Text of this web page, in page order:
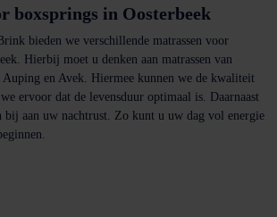
boxsprings in Oosterbeek
bieden we verschillende matrassen voor
Hierbij moet u denken aan matrassen van
Auping en Avek. Hiermee kunnen we de kwaliteit
ervoor dat de levensduur optimaal is. Daarnaast
bij aan uw nachtrust. Zo kunt u uw dag vol energie